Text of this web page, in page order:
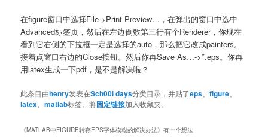
在figure窗口中选择File->Print Preview…，在弹出的窗口中选中
Advanced标签页，然后在左边倒数第三行有个Renderer，你现在
看到它右侧的下拉框一定是选择的auto，那么把它改成painters。
接着点窗口右边的Close按钮。然后你再Save As…->*.eps。你再
用latex生成一下pdf，是不是解决啦？
此条目由henry发表在Sch00l days分类目录，并贴了eps 、figure
latex 、matlab标签。将固定链接加入收藏夹。
《MATLAB中FIGURE转存EPS字体模糊的解决办法》有一个想法